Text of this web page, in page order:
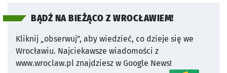
BĄDŹ NA BIEŻĄCO Z WROCŁAWIEM!
Kliknij „obserwuj”, aby wiedzieć, co dzieje się we
Wrocławiu. Najciekawsze wiadomości z
www.wroclaw.pl znajdziesz w Google News!